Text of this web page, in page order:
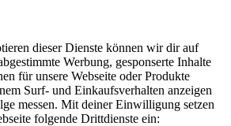
dieser Dienste können wir dir auf
Werbung, gesponserte Inhalte
für unsere Webseite oder Produkte
Surf- und Einkaufsverhalten anzeigen
messen. Mit deiner Einwilligung setzen
folgende Drittdienste ein: